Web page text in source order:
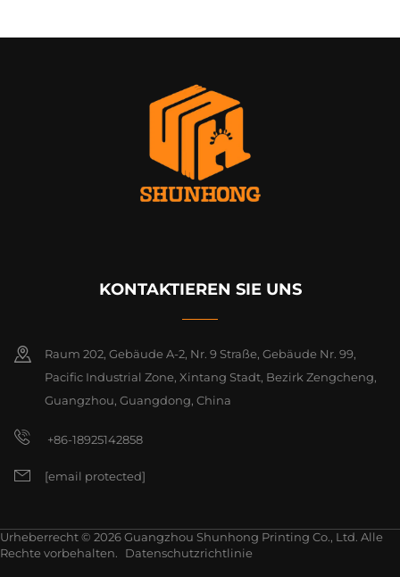
KONTAKTIEREN SIE UNS
Raum 202, Gebäude A-2, Nr. 9 Straße, Gebäude Nr. 99,
Pacific Industrial Zone, Xintang Stadt, Bezirk Zengcheng,
Guangzhou, Guangdong, China
+86-18925142858
[email protected]
Urheberrecht © 2026 Guangzhou Shunhong Printing Co., Ltd. Alle
Rechte vorbehalten.
Datenschutzrichtlinie